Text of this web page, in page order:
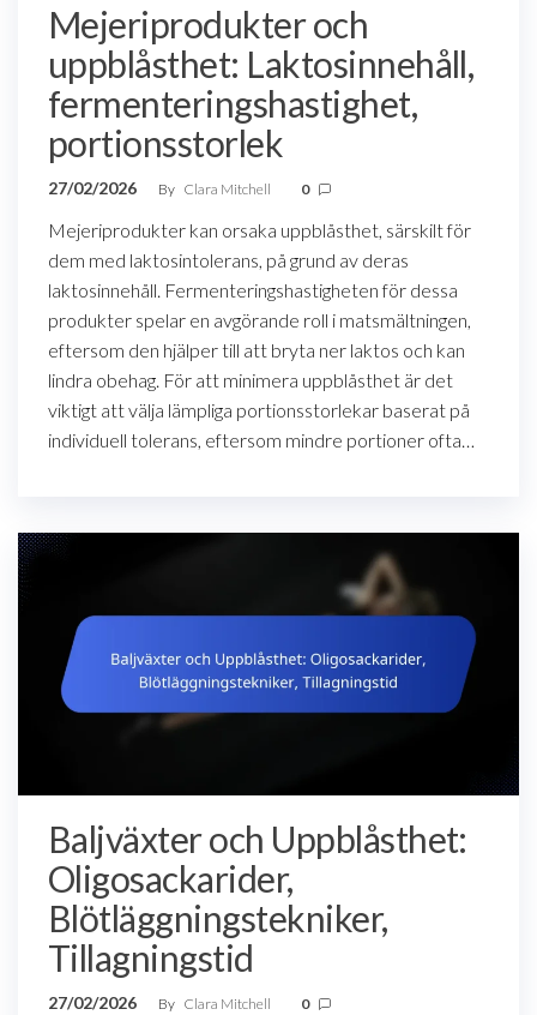
Mejeriprodukter och
uppblåsthet: Laktosinnehåll,
fermenteringshastighet,
portionsstorlek
27/02/2026 By Clara Mitchell 0
Mejeriprodukter kan orsaka uppblåsthet, särskilt för
dem med laktosintolerans, på grund av deras
laktosinnehåll. Fermenteringshastigheten för dessa
produkter spelar en avgörande roll i matsmältningen,
eftersom den hjälper till att bryta ner laktos och kan
lindra obehag. För att minimera uppblåsthet är det
viktigt att välja lämpliga portionsstorlekar baserat på
individuell tolerans, eftersom mindre portioner ofta…
Baljväxter och Uppblåsthet:
Oligosackarider,
Blötläggningstekniker,
Tillagningstid
27/02/2026 By Clara Mitchell 0